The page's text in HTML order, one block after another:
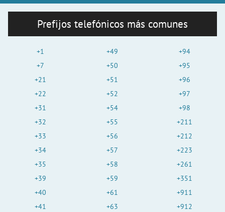
Prefijos telefónicos más comunes
+1
+7
+21
+22
+31
+32
+33
+34
+35
+39
+40
+41
+49
+50
+51
+52
+54
+55
+56
+57
+58
+59
+61
+63
+94
+95
+96
+97
+98
+211
+212
+223
+261
+351
+911
+912